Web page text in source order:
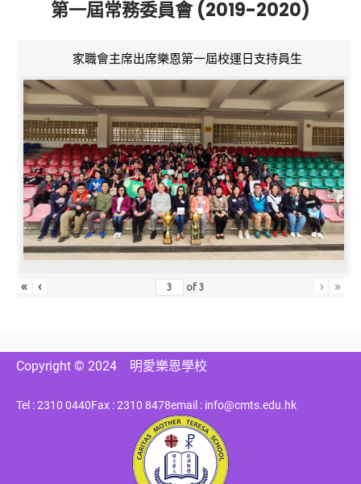
第一屆常務委員會 (2019-2020)
家職會主席出席樂恩第一屆校運日支持員生
« ‹ of3 › »
Copyright © 2024 明愛樂恩學校
Tel : 2310 0440Fax : 2310 8478email : info@cmts.edu.hk